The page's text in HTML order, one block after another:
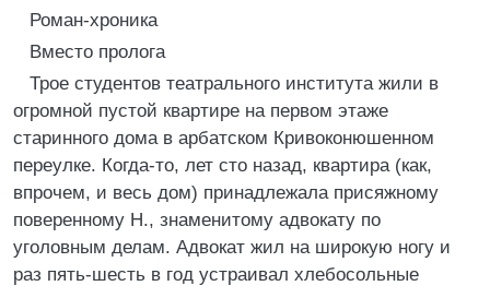
Роман-хроника
Вместо пролога
Трое студентов театрального института жили в
огромной пустой квартире на первом этаже
старинного дома в арбатском Кривоконюшенном
переулке. Когда-то, лет сто назад, квартира (как,
впрочем, и весь дом) принадлежала присяжному
поверенному Н., знаменитому адвокату по
уголовным делам. Адвокат жил на широкую ногу и
раз пять-шесть в год устраивал хлебосольные